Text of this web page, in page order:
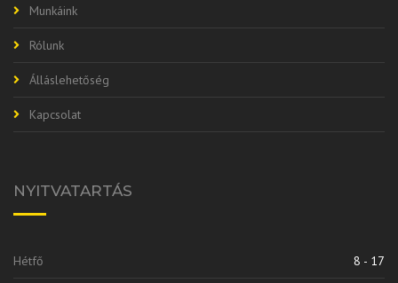
Munkáink
Rólunk
Álláslehetőség
Kapcsolat
NYITVATARTÁS
Hétfő 8 - 17